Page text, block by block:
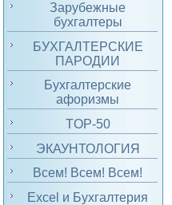
Зарубежные
бухгалтеры
БУХГАЛТЕРСКИЕ
ПАРОДИИ
Бухгалтерские
афоризмы
TOP-50
ЭКАУНТОЛОГИЯ
Всем! Всем! Всем!
Excel и Бухгалтерия